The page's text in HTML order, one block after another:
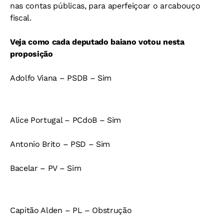
nas contas públicas, para aperfeiçoar o arcabouço
fiscal.
Veja como cada deputado baiano votou nesta
proposição
Adolfo Viana – PSDB – Sim
Alice Portugal – PCdoB – Sim
Antonio Brito – PSD – Sim
Bacelar – PV – Sim
Capitão Alden – PL – Obstrução